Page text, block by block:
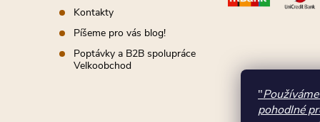
"
pohodlné
Kontakty
Píšeme pro vás blog!
Poptávky a B2B spolupráce
Velkoobchod